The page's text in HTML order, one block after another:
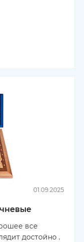
01.09.2025
все
достойно .